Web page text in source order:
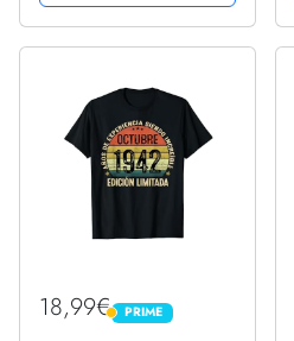
18,99€ PRIME
PRIME